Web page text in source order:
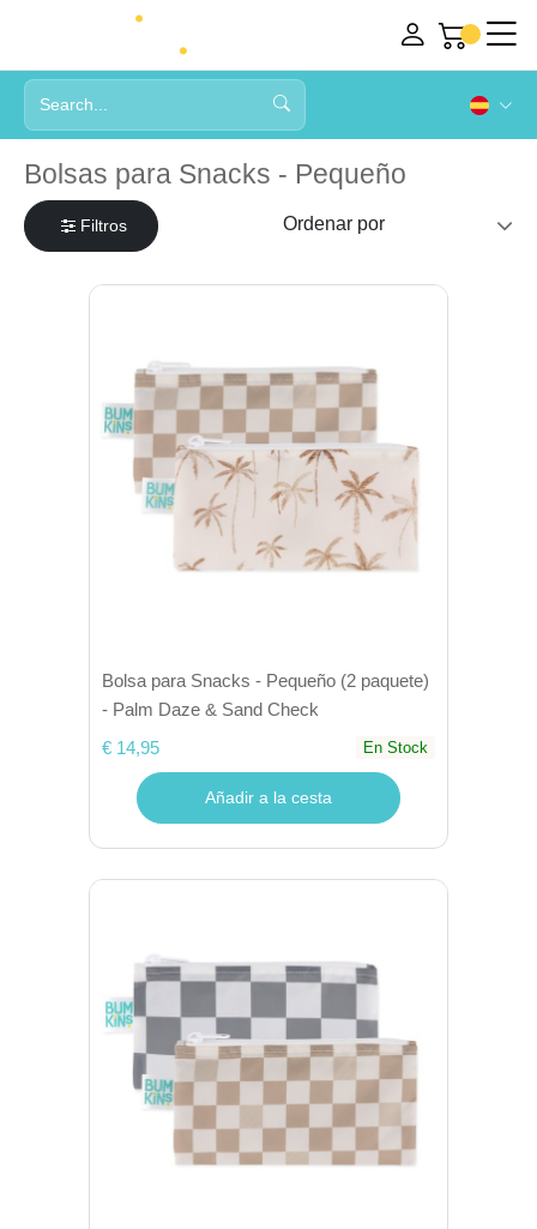
Bolsas para Snacks - Pequeño
Filtros
Bolsa para Snacks - Pequeño (2 paquete)
- Palm Daze & Sand Check
€ 14,95
En Stock
Añadir a la cesta